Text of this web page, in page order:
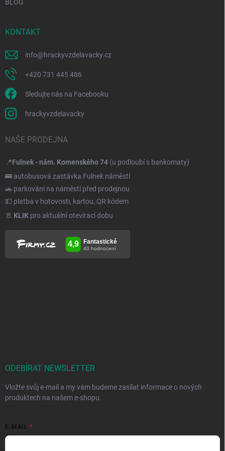
BLOG
KONTAKT
info@hrackyvzdelavacky.cz
+420 731 445 486
Sledujte nás na Facebooku
hrackyvzdelavacky
NAŠE PRODEJNA
📍Fulnek - nám. Komenského 74 (u podloubí s bankomaty)
🚌 autobusová zastávka Fulnek náměstí
🚗 parkování na náměstí před prodejnou
💵 platba v hotovosti, kartou, QR kódem
🚪 KLIK pro aktuální otevírací dobu
ODEBÍRAT NEWSLETTER
Vložte svůj e-mail a my vám budeme zasílat informace o nových
produktech na našem e-shopu.
E-MAIL